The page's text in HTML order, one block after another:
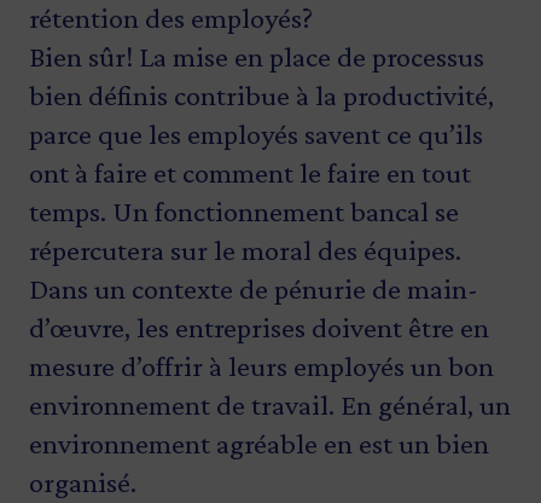
rétention des employés?
Bien sûr! La mise en place de processus
bien définis contribue à la productivité,
parce que les employés savent ce qu’ils
ont à faire et comment le faire en tout
temps. Un fonctionnement bancal se
répercutera sur le moral des équipes.
Dans un contexte de pénurie de main-
d’œuvre, les entreprises doivent être en
mesure d’offrir à leurs employés un bon
environnement de travail. En général, un
environnement agréable en est un bien
organisé.